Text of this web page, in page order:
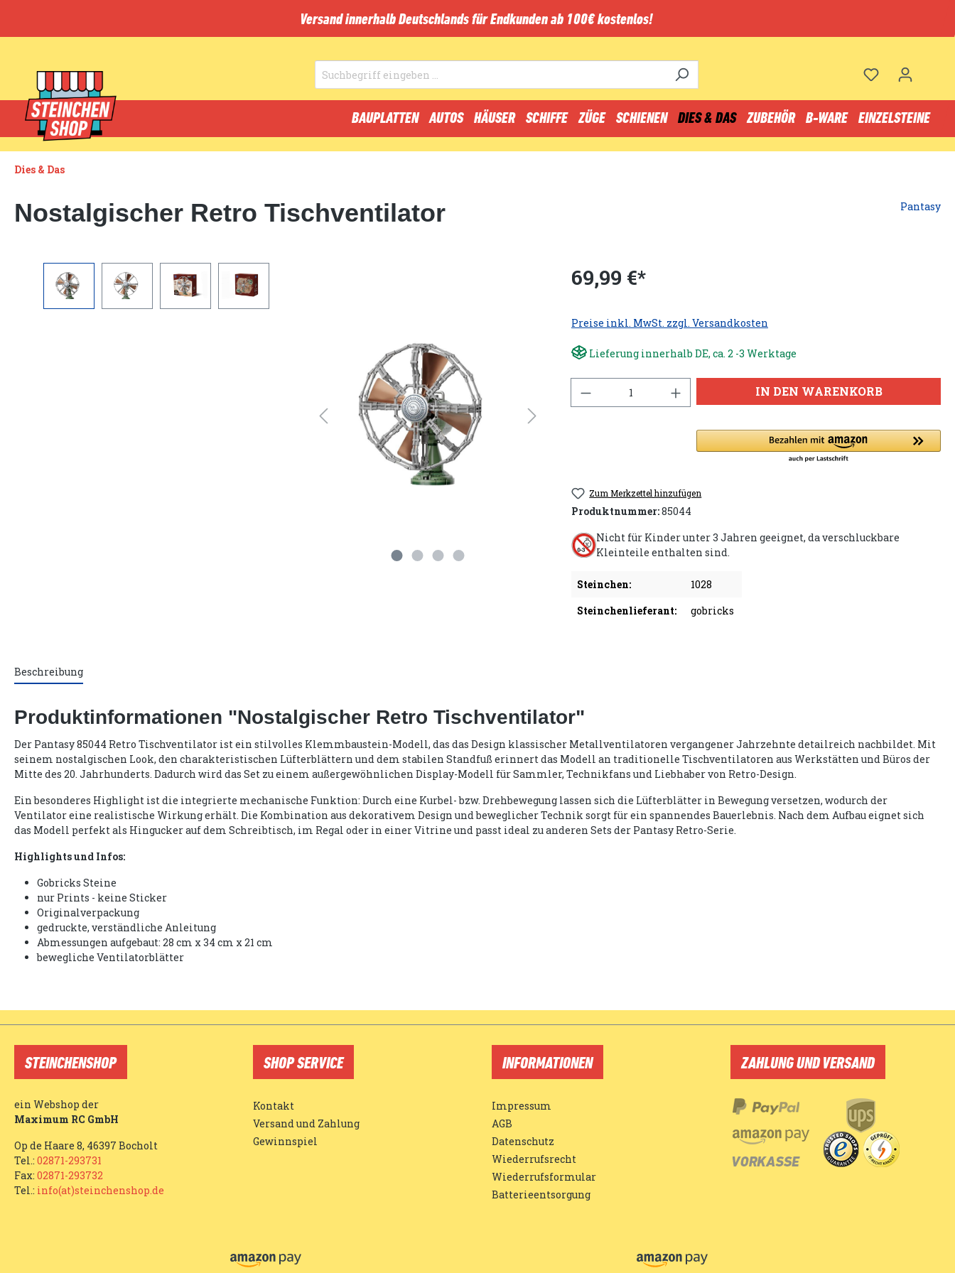
Versand innerhalb Deutschlands für Endkunden ab 100€ kostenlos!
BAUPLATTEN AUTOS HÄUSER SCHIFFE ZÜGE SCHIENEN DIES & DAS ZUBEHÖR B-WARE EINZELSTEINE
Dies & Das
Nostalgischer Retro Tischventilator Pantasy
69,99 €*
Preise inkl. MwSt. zzgl. Versandkosten
Lieferung innerhalb DE, ca. 2 -3 Werktage
IN DEN WARENKORB
Zum Merkzettel hinzufügen
Produktnummer:85044
Nicht für Kinder unter 3 Jahren geeignet, da verschluckbare
Kleinteile enthalten sind.
Steinchen:
1028
Steinchenlieferant:
gobricks
Beschreibung
Produktinformationen "Nostalgischer Retro Tischventilator"
Der Pantasy 85044 Retro Tischventilator ist ein stilvolles Klemmbaustein-Modell, das das Design klassischer Metallventilatoren vergangener Jahrzehnte detailreich nachbildet. Mit
seinem nostalgischen Look, den charakteristischen Lüfterblättern und dem stabilen Standfuß erinnert das Modell an traditionelle Tischventilatoren aus Werkstätten und Büros der
Mitte des 20. Jahrhunderts. Dadurch wird das Set zu einem außergewöhnlichen Display-Modell für Sammler, Technikfans und Liebhaber von Retro-Design.
Ein besonderes Highlight ist die integrierte mechanische Funktion: Durch eine Kurbel- bzw. Drehbewegung lassen sich die Lüfterblätter in Bewegung versetzen, wodurch der
Ventilator eine realistische Wirkung erhält. Die Kombination aus dekorativem Design und beweglicher Technik sorgt für ein spannendes Bauerlebnis. Nach dem Aufbau eignet sich
das Modell perfekt als Hingucker auf dem Schreibtisch, im Regal oder in einer Vitrine und passt ideal zu anderen Sets der Pantasy Retro-Serie.
Highlights und Infos:
Gobricks Steine
nur Prints - keine Sticker
Originalverpackung
gedruckte, verständliche Anleitung
Abmessungen aufgebaut: 28 cm x 34 cm x 21 cm
bewegliche Ventilatorblätter
STEINCHENSHOP
ein Webshop der
Maximum RC GmbH
Op de Haare 8, 46397 Bocholt
Tel.: 02871-293731
Fax: 02871-293732
Tel.: info(at)steinchenshop.de
SHOP SERVICE
Kontakt
Versand und Zahlung
Gewinnspiel
INFORMATIONEN
Impressum
AGB
Datenschutz
Wiederrufsrecht
Wiederrufsformular
Batterieentsorgung
ZAHLUNG UND VERSAND